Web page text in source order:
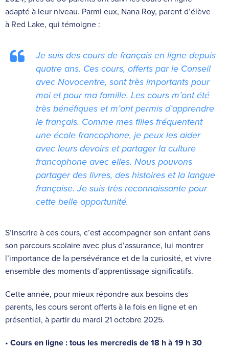
adapté à leur niveau. Parmi eux, Nana Roy, parent d’élève
à Red Lake, qui témoigne :
Je suis des cours de français en ligne depuis
quatre ans. Ces cours, offerts par le Conseil
avec Novocentre, sont très importants pour
moi et pour ma famille. Les cours m’ont été
très bénéfiques et m’ont permis d’apprendre
le français. Comme mes filles fréquentent
une école francophone, je peux les aider
avec leurs devoirs et partager la culture
francophone avec elles. Nous pouvons
partager des livres, des histoires et la langue
française. Je suis très reconnaissante pour
cette belle opportunité.
S’inscrire à ces cours, c’est accompagner son enfant dans
son parcours scolaire avec plus d’assurance, lui montrer
l’importance de la persévérance et de la curiosité, et vivre
ensemble des moments d’apprentissage significatifs.
Cette année, pour mieux répondre aux besoins des
parents, les cours seront offerts à la fois en ligne et en
présentiel, à partir du mardi 21 octobre 2025.
• Cours en ligne : tous les mercredis de 18 h à 19 h 30